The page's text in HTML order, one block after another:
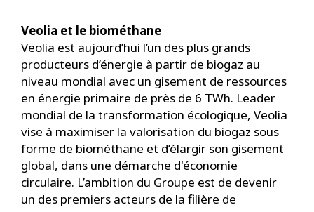
Veolia et le biométhane
Veolia est aujourd’hui l’un des plus grands
producteurs d’énergie à partir de biogaz au
niveau mondial avec un gisement de ressources
en énergie primaire de près de 6 TWh. Leader
mondial de la transformation écologique, Veolia
vise à maximiser la valorisation du biogaz sous
forme de biométhane et d’élargir son gisement
global, dans une démarche d'économie
circulaire. L’ambition du Groupe est de devenir
un des premiers acteurs de la filière de